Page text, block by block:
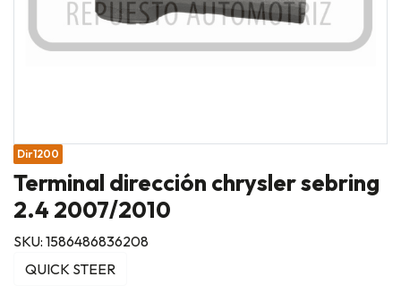
Dir1200
Terminal dirección chrysler sebring
2.4 2007/2010
SKU: 1586486836208
QUICK STEER